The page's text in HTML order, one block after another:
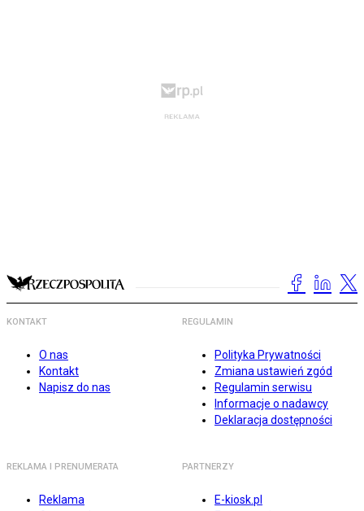
KONTAKT
O nas
Kontakt
Napisz do nas
REGULAMIN
Polityka Prywatności
Zmiana ustawień zgód
Regulamin serwisu
Informacje o nadawcy
Deklaracja dostępności
REKLAMA I PRENUMERATA
Reklama
PARTNERZY
E-kiosk.pl